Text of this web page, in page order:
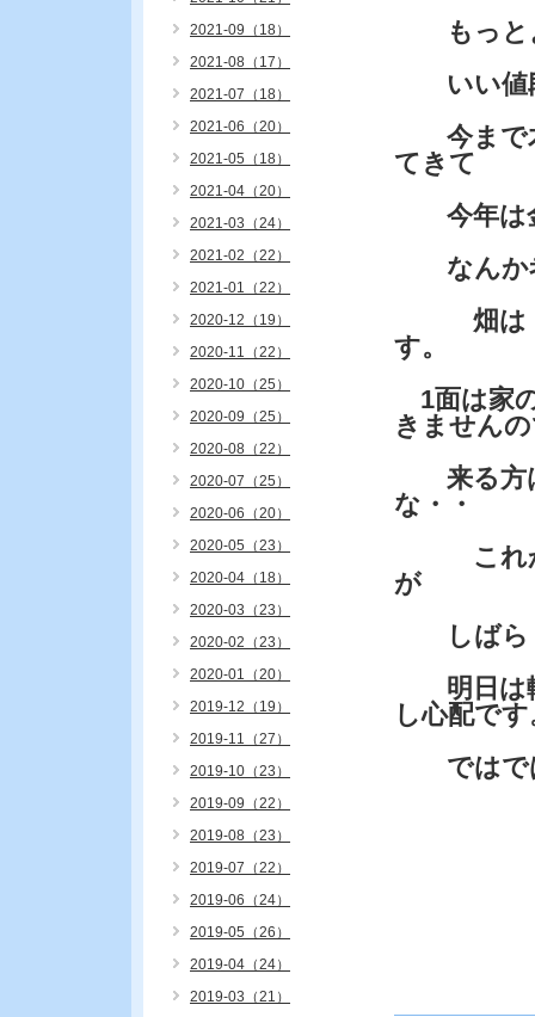
もっとよ
いい値
今まで木
てきて
今年は金
なんか
畑は・
す。
1面は家
きません
来る方は
な・・
これか
が
しばら
明日は軽
し心配です
ではで
2021-09（18）
2021-08（17）
2021-07（18）
2021-06（20）
2021-05（18）
2021-04（20）
2021-03（24）
2021-02（22）
2021-01（22）
2020-12（19）
2020-11（22）
2020-10（25）
2020-09（25）
2020-08（22）
2020-07（25）
2020-06（20）
2020-05（23）
2020-04（18）
2020-03（23）
2020-02（23）
2020-01（20）
2019-12（19）
2019-11（27）
2019-10（23）
2019-09（22）
2019-08（23）
2019-07（22）
2019-06（24）
2019-05（26）
2019-04（24）
2019-03（21）